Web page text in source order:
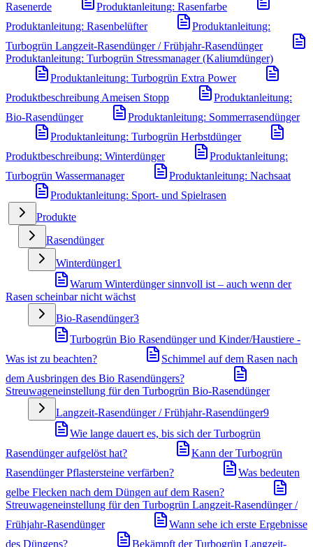
Rasenerde
Produktanleitung: Rasenfarbe
Produktanleitung: Rasenbelüfter
Produktanleitung:
Turbogrün Langzeit-Rasendünger / Frühjahr-Rasendünger
Produktanleitung: Turbogrün Stressmanager (Kaliumdünger)
Produktanleitung: Turbogrün Extra Power
Produktbeschreibung Ameisen Stopp
Produktanleitung:
Bio-Rasendünger
Produktanleitung: Sommerrasendünger
Produktanleitung: Turbogrün Herbstdünger
Produktbeschreibung: Winterdünger
Produktanleitung:
Turbogrün Wassermanager
Produktanleitung: Nachsaat
Produktanleitung: Sport- und Spielrasen
Produkte
Rasendünger
Winterdünger1
Warum Winterdünger sinnvoll ist – auch wenn der
Rasen scheinbar nicht wächst
Bio-Rasendünger3
Turbogrün Bio Rasendünger und Kinder/Haustiere -
Was ist zu beachten?
Schimmel auf dem Rasen nach
dem Ausbringen des Bio Rasendüngers?
Streuwageneinstellung für den Turbogrün Bio-Rasendünger
Langzeit-Rasendünger / Frühjahr-Rasendünger9
Wie lange dauert es, bis sich der Turbogrün
Rasendünger aufgelöst hat?
Kann der Turbogrün
Rasendünger Pflastersteine verfärben?
Was bedeuten
gelbe Flecken nach dem Düngen auf dem Rasen?
Streuwageneinstellung für den Turbogrün Langzeit-Rasendünger /
Frühjahr-Rasendünger
Wann sehe ich erste Ergebnisse
des Düngens?
Bekämpft der Turbogrün Langzeit-